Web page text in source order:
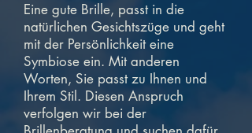
Eine gute Brille, passt in die
natürlichen Gesichtszüge und geht
mit der Persönlichkeit eine
Symbiose ein. Mit anderen
Worten, Sie passt zu Ihnen und
Ihrem Stil. Diesen Anspruch
verfolgen wir bei der